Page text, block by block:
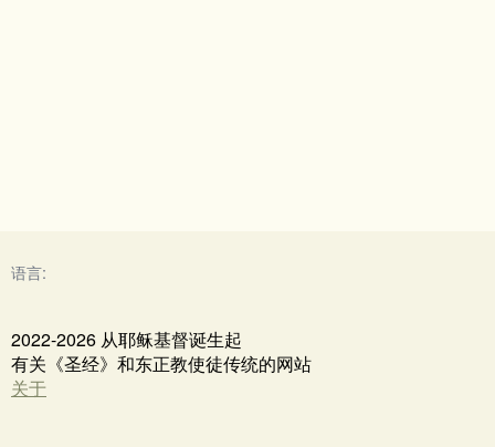
语言:
2022-2026 从耶稣基督诞生起
有关《圣经》和东正教使徒传统的网站
关于